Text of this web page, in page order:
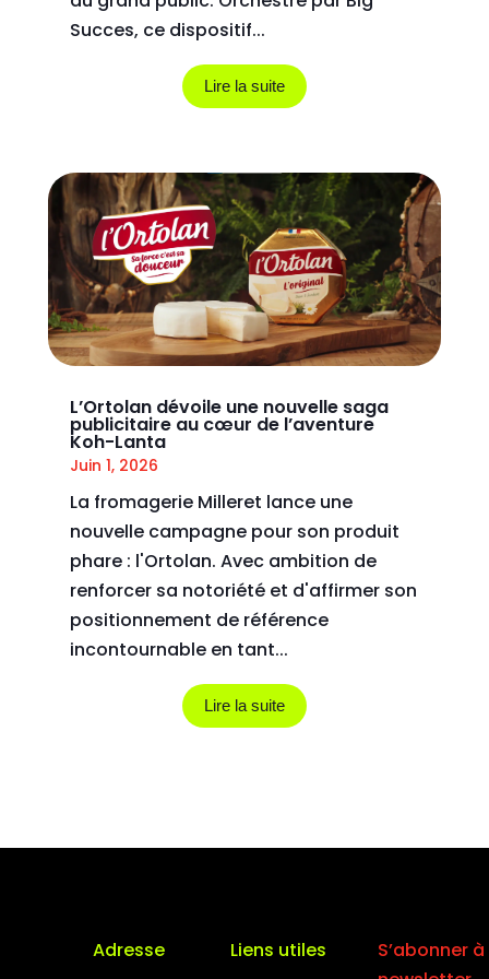
Succes, ce dispositif...
Lire la suite
L’Ortolan dévoile une nouvelle saga
publicitaire au cœur de l’aventure
Koh-Lanta
Juin 1, 2026
La fromagerie Milleret lance une
nouvelle campagne pour son produit
phare : l'Ortolan. Avec ambition de
renforcer sa notoriété et d'affirmer son
positionnement de référence
incontournable en tant...
Lire la suite
Adresse Liens utiles
S’abonner